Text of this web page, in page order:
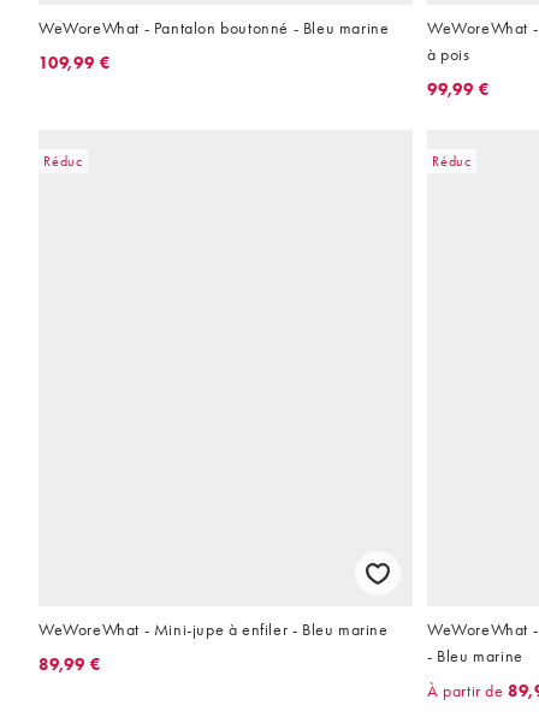
WeWoreWhat - Pantalon boutonné - Bleu marine
109,99 €
WeWoreWhat
à pois
99,99 €
Réduc
WeWoreWhat - Mini-jupe à enfiler - Bleu marine
89,99 €
Réduc
WeWoreWhat
- Bleu marine
À partir de